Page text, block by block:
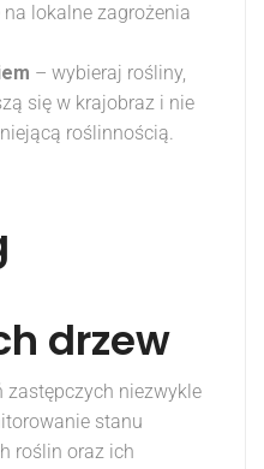
lokalne zagrożenia
– wybieraj rośliny,
się w krajobraz i nie
roślinnością.
drzew
zastępczych niezwykle
stanu
roślin oraz ich